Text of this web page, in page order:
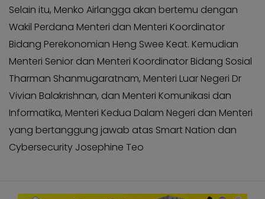
Selain itu, Menko Airlangga akan bertemu dengan
Wakil Perdana Menteri dan Menteri Koordinator
Bidang Perekonomian Heng Swee Keat. Kemudian
Menteri Senior dan Menteri Koordinator Bidang Sosial
Tharman Shanmugaratnam, Menteri Luar Negeri Dr
Vivian Balakrishnan, dan Menteri Komunikasi dan
Informatika, Menteri Kedua Dalam Negeri dan Menteri
yang bertanggung jawab atas Smart Nation dan
Cybersecurity Josephine Teo